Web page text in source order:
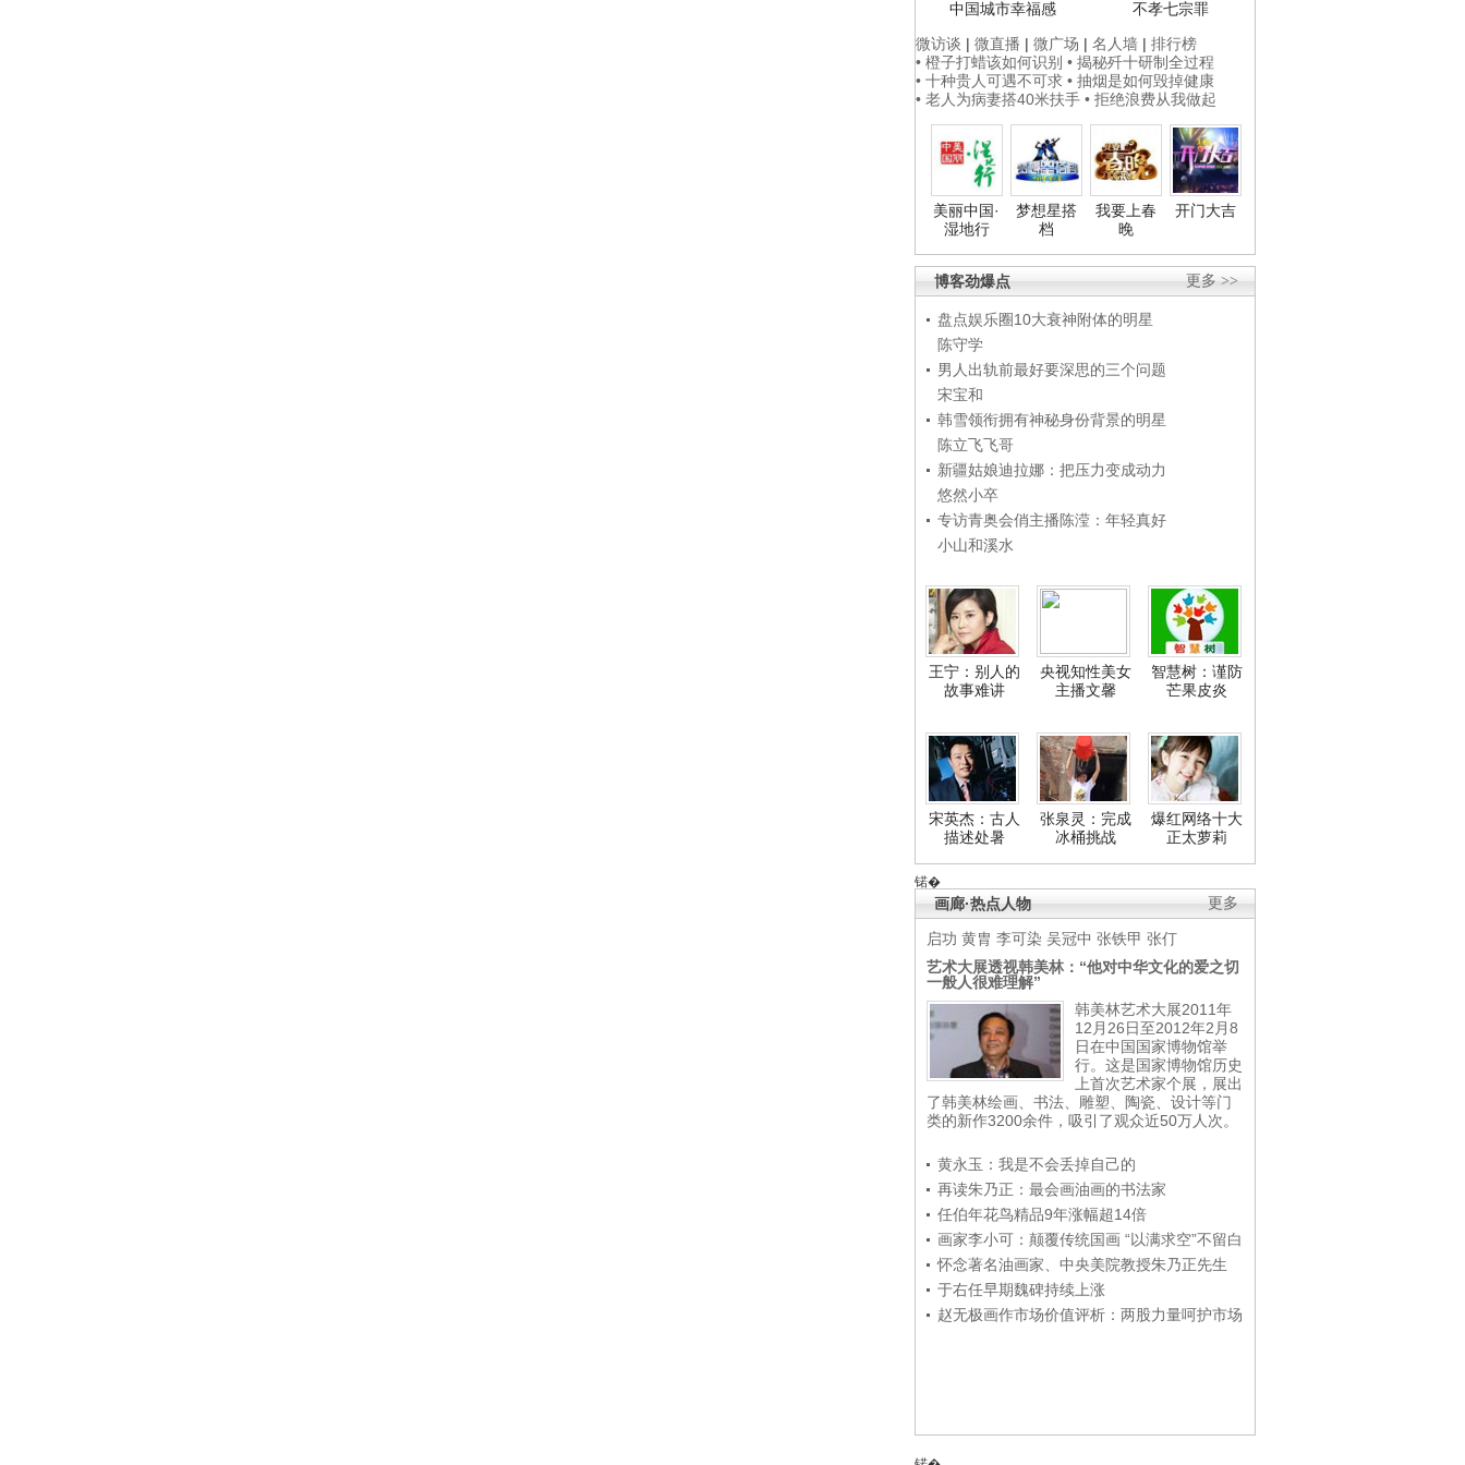
中国城市幸福感
不孝七宗罪
微访谈 | 微直播 | 微广场 | 名人墙 | 排行榜
• 橙子打蜡该如何识别 • 揭秘歼十研制全过程
• 十种贵人可遇不可求 • 抽烟是如何毁掉健康
• 老人为病妻搭40米扶手 • 拒绝浪费从我做起
美丽中国·
湿地行
梦想星搭
档
我要上春
晚
开门大吉
更多 >>
博客劲爆点
盘点娱乐圈10大衰神附体的明星
陈守学
男人出轨前最好要深思的三个问题
宋宝和
韩雪领衔拥有神秘身份背景的明星
陈立飞飞哥
新疆姑娘迪拉娜：把压力变成动力
悠然小卒
专访青奥会俏主播陈滢：年轻真好
小山和溪水
王宁：别人的
故事难讲
央视知性美女
主播文馨
智慧树：谨防
芒果皮炎
宋英杰：古人
描述处暑
张泉灵：完成
冰桶挑战
爆红网络十大
正太萝莉
锘�
更多
画廊·热点人物
启功 黄胄 李可染 吴冠中 张铁甲 张仃
艺术大展透视韩美林：“他对中华文化的爱之切
一般人很难理解”
韩美林艺术大展2011年
12月26日至2012年2月8
日在中国国家博物馆举
行。这是国家博物馆历史
上首次艺术家个展，展出
了韩美林绘画、书法、雕塑、陶瓷、设计等门
类的新作3200余件，吸引了观众近50万人次。
黄永玉：我是不会丢掉自己的
再读朱乃正：最会画油画的书法家
任伯年花鸟精品9年涨幅超14倍
画家李小可：颠覆传统国画 “以满求空”不留白
怀念著名油画家、中央美院教授朱乃正先生
于右任早期魏碑持续上涨
赵无极画作市场价值评析：两股力量呵护市场